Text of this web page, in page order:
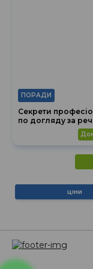
ПОРАДИ
Секрети
по догляду за
ЦІНИ